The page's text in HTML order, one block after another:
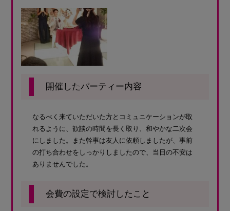
開催したパーティー内容
なるべく来ていただいた方とコミュニケーションが取
れるように、歓談の時間を長く取り、和やかな二次会
にしました。また幹事は友人に依頼しましたが、事前
の打ち合わせをしっかりしましたので、当日の不安は
ありませんでした。
会費の設定で検討したこと